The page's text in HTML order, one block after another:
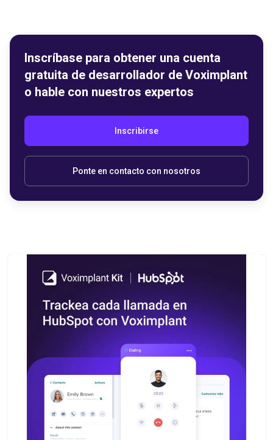
Inscríbase para obtener una cuenta
gratuita de desarrollador de Voximplant
o hable con nuestros expertos
Inscribirse
Ponte en contacto con nosotros